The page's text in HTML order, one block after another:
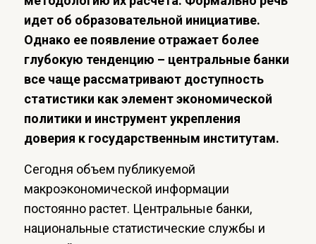
идет об образовательной инициативе.
Однако ее появление отражает более
глубокую тенденцию – центральные банки
все чаще рассматривают доступность
статистики как элемент экономической
политики и инструмент укрепления
доверия к государственным институтам.
Сегодня объем публикуемой
макроэкономической информации
постоянно растет. Центральные банки,
национальные статистические службы и